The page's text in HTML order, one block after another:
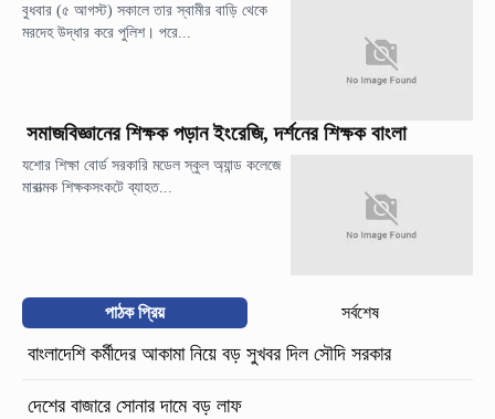
বুধবার (৫ আগস্ট) সকালে তার স্বামীর বাড়ি থেকে
মরদেহ উদ্ধার করে পুলিশ। পরে...
সমাজবিজ্ঞানের শিক্ষক পড়ান ইংরেজি, দর্শনের শিক্ষক বাংলা
যশোর শিক্ষা বোর্ড সরকারি মডেল স্কুল অ্যান্ড কলেজে
মারাত্মক শিক্ষকসংকটে ব্যাহত...
পাঠক প্রিয় সর্বশেষ
বাংলাদেশি কর্মীদের আকামা নিয়ে বড় সুখবর দিল সৌদি সরকার
দেশের বাজারে সোনার দামে বড় লাফ